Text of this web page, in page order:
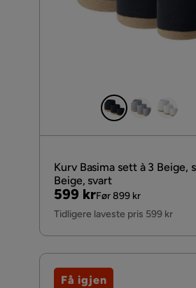
Kurv Basima sett à 3 Beige,
Beige, svart
Pris
599 kr
Original
Pris
Før 899 kr
Tidligere laveste pris 599 kr
Få igjen